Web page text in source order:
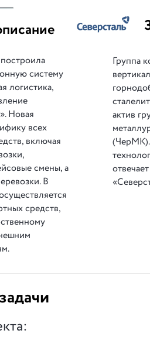
построила
систему
логистика,
Новая
всех
включая
смены, а
В
средств,
Группа
актив